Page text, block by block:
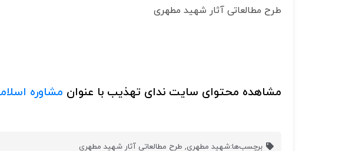
طرح مطالعاتی آثار شهید مطهری
مشاهده محتوای سایت ندای تهذیب با عنوان مشاوره
برچسب‌ها:شهید مطهری, طرح مطالعاتی آثار شهید مطهری